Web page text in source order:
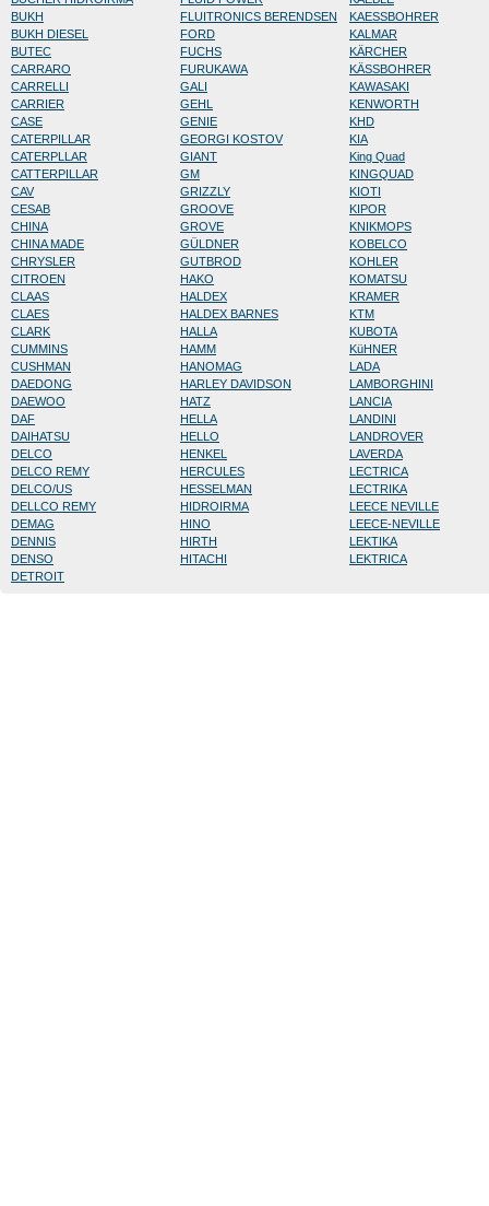
BUKH
BUKH DIESEL
BUTEC
CARRARO
CARRELLI
CARRIER
CASE
CATERPILLAR
CATERPLLAR
CATTERPILLAR
CAV
CESAB
CHINA
CHINA MADE
CHRYSLER
CITROEN
CLAAS
CLAES
CLARK
CUMMINS
CUSHMAN
DAEDONG
DAEWOO
DAF
DAIHATSU
DELCO
DELCO REMY
DELCO/US
DELLCO REMY
DEMAG
DENNIS
DENSO
DETROIT
FLUITRONICS BERENDSEN
FORD
FUCHS
FURUKAWA
GALI
GEHL
GENIE
GEORGI KOSTOV
GIANT
GM
GRIZZLY
GROOVE
GROVE
GÜLDNER
GUTBROD
HAKO
HALDEX
HALDEX BARNES
HALLA
HAMM
HANOMAG
HARLEY DAVIDSON
HATZ
HELLA
HELLO
HENKEL
HERCULES
HESSELMAN
HIDROIRMA
HINO
HIRTH
HITACHI
KAESSBOHRER
KALMAR
KÄRCHER
KÄSSBOHRER
KAWASAKI
KENWORTH
KHD
KIA
King Quad
KINGQUAD
KIOTI
KIPOR
KNIKMOPS
KOBELCO
KOHLER
KOMATSU
KRAMER
KTM
KUBOTA
KüHNER
LADA
LAMBORGHINI
LANCIA
LANDINI
LANDROVER
LAVERDA
LECTRICA
LECTRIKA
LEECE NEVILLE
LEECE-NEVILLE
LEKTIKA
LEKTRICA